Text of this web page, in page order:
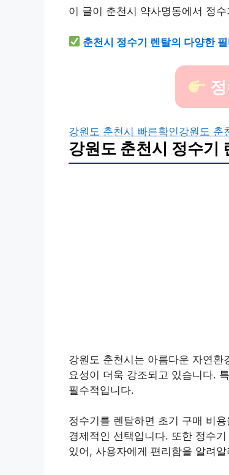
이 글이 춘천시 약사명동에서 정
춘천시 정수기 렌탈의 다양한
강원도 춘천시 빠른확인강원도 춘
강원도 춘천시 정수기
강원도 춘천시는 아름다운 자연
요성이 더욱 강조되고 있습니다.
필수적입니다.
정수기를 렌탈하면 초기 구매 비
경제적인 선택입니다. 또한 정수
있어, 사용자에게 편리함을 알려